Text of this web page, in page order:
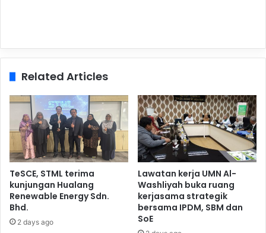
Related Articles
TeSCE, STML terima
kunjungan Hualang
Renewable Energy Sdn.
Bhd.
2 days ago
Lawatan kerja UMN Al-
Washliyah buka ruang
kerjasama strategik
bersama IPDM, SBM dan
SoE